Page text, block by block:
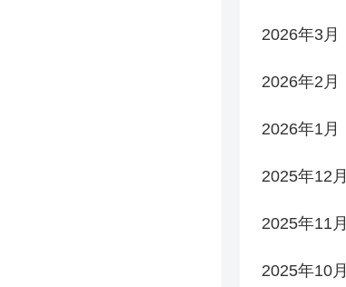
2026年3月
2026年2月
2026年1月
2025年12月
2025年11月
2025年10月